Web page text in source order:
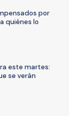
por
quiénes lo
este martes:
se verán